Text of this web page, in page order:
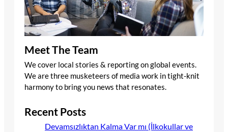
Meet The Team
We cover local stories & reporting on global events.
We are three musketeers of media work in tight-knit
harmony to bring you news that resonates.
Recent Posts
Devamsızlıktan Kalma Var mı (İlkokullar ve